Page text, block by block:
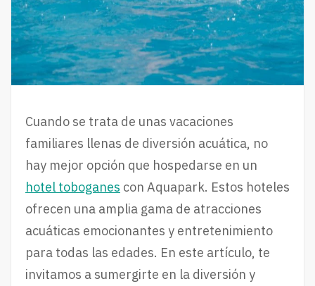
Cuando se trata de unas vacaciones
familiares llenas de diversión acuática, no
hay mejor opción que hospedarse en un
hotel toboganes con Aquapark. Estos hoteles
ofrecen una amplia gama de atracciones
acuáticas emocionantes y entretenimiento
para todas las edades. En este artículo, te
invitamos a sumergirte en la diversión y